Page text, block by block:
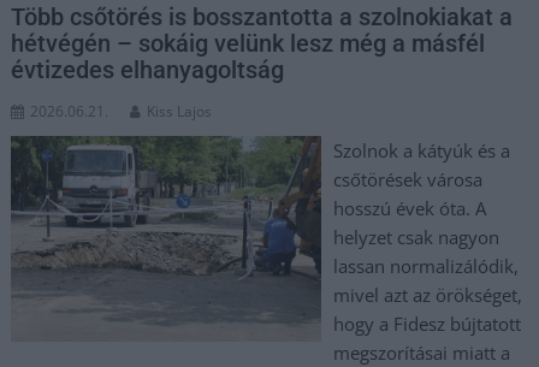
Több csőtörés is bosszantotta a szolnokiakat a
hétvégén – sokáig velünk lesz még a másfél
évtizedes elhanyagoltság
2026.06.21. Kiss Lajos
Szolnok a kátyúk és a
csőtörések városa
hosszú évek óta. A
helyzet csak nagyon
lassan normalizálódik,
mivel azt az örökséget,
hogy a Fidesz bújtatott
megszorításai miatt a